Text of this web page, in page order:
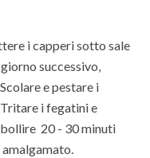
i capperi sotto sale
successivo,
e pestare i
i fegatini e
bollire 20 - 30 minuti